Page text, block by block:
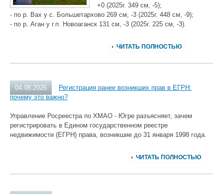
+0 (2025г. 349 см, -5);
- по р. Вах у с. Большетархово 269 см, -3 (2025г. 448 см, -9);
- по р. Аган у г.п. Новоаганск 131 см, -3 (2025г. 225 см, -3).
ЧИТАТЬ ПОЛНОСТЬЮ
04.08.2026
Регистрация ранее возникших прав в ЕГРН:
почему это важно?
Управление Росреестра по ХМАО - Югре разъясняет, зачем
регистрировать в Едином государственном реестре
недвижимости (ЕГРН) права, возникшие до 31 января 1998 года.
ЧИТАТЬ ПОЛНОСТЬЮ